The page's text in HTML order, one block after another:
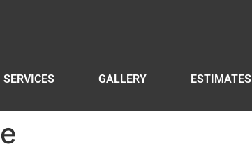
SERVICES GALLERY ESTIMATES